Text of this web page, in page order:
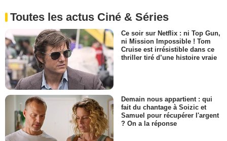
Toutes les actus Ciné & Séries
Ce soir sur Netflix : ni Top Gun,
ni Mission Impossible ! Tom
Cruise est irrésistible dans ce
thriller tiré d’une histoire vraie
Demain nous appartient : qui
fait du chantage à Soizic et
Samuel pour récupérer l'argent
? On a la réponse